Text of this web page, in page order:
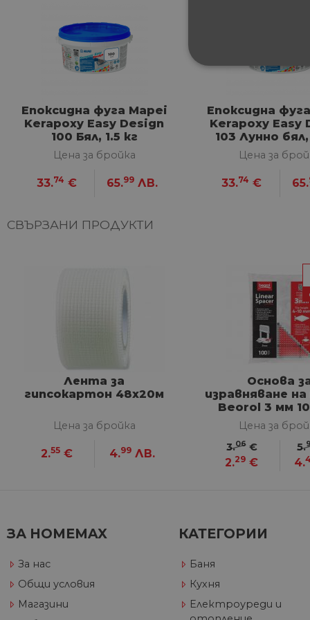
Епоксидна фуга Mapei
Kerapoxy Easy Design
100 Бял, 1.5 кг
Цена за бройка
33.74 € 65.99 ЛВ.
Епоксидна
Kerapoxy Easy
103 Лунно бял,
Цена за
33.74 € 65.
СВЪРЗАНИ ПРОДУКТИ
Лента за
гипсокартон 48х20м
Цена за бройка
2.55 € 4.99 ЛВ.
Основа
изравняване на
Beorol 3 мм
Цена за
3.06 €
2.29 €
5.
4.
ЗА HOMEMAX
За нас
Общи условия
Магазини
КАТЕГОРИИ
Баня
Кухня
Електроуреди и
СТРОГО
G_ENABLED_IDPS
CookieScriptConsent
IDE
Име
Google Privacy